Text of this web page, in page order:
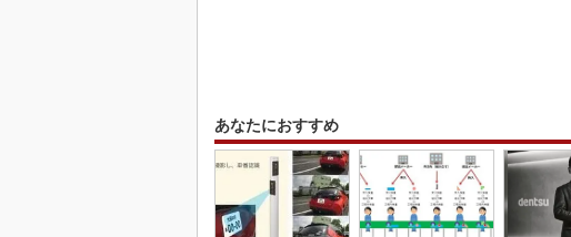
あなたにおすすめ